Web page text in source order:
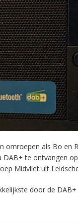
omroepen als Bo en
DAB+ te ontvangen
Midvliet uit
door de